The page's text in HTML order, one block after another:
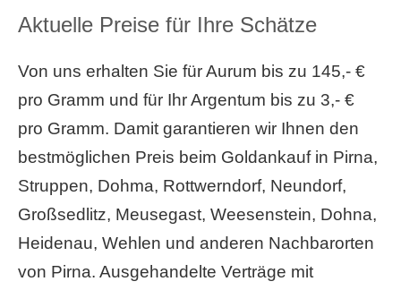
Aktuelle Preise für Ihre Schätze
Von uns erhalten Sie für Aurum bis zu 145,- €
pro Gramm und für Ihr Argentum bis zu 3,- €
pro Gramm. Damit garantieren wir Ihnen den
bestmöglichen Preis beim Goldankauf in Pirna,
Struppen, Dohma, Rottwerndorf, Neundorf,
Großsedlitz, Meusegast, Weesenstein, Dohna,
Heidenau, Wehlen und anderen Nachbarorten
von Pirna. Ausgehandelte Verträge mit